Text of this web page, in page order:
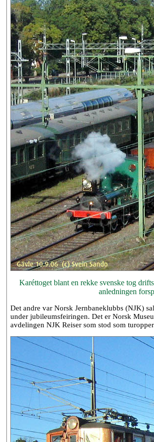
Karéttoget blant en rekke svenske tog
anledningen
Det andre var Norsk Jernbaneklubbs (NJK)
under jubileumsfeiringen. Det er Norsk
avdelingen NJK Reiser som stod som